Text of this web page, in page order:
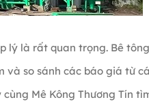
lý là rất quan trọng. Bê tông
và so sánh các báo giá từ
Mê Kông Thương Tín